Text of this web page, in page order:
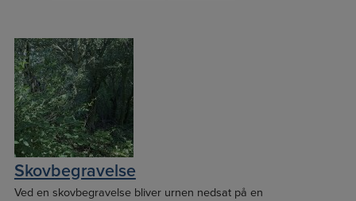
Skovbegravelse
Ved en skovbegravelse bliver urnen nedsat på en